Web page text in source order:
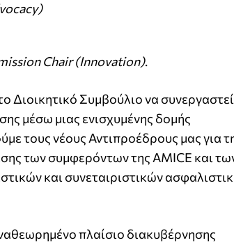
Chair(Innovation).
Διοικητικό Συμβούλιο να συνεργαστεί
μέσω μιας ενισχυμένης δομής
τους νέους Αντιπροέδρους μας για
των συμφερόντων της AMICE και
και συνεταιριστικών
πλαίσιο διακυβέρνησης